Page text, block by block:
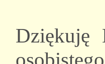
Dziękuję